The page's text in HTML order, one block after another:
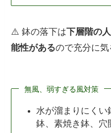
⚠️ 鉢の落下は下層階の
能性があるので充分に気
無風、弱すぎる風対策
水が溜まりにくい
鉢、素焼き鉢、穴